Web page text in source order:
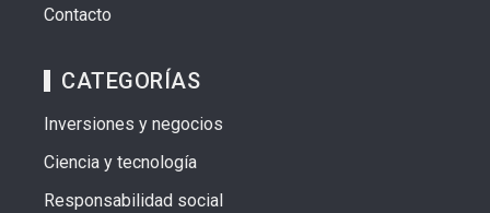
Contacto
CATEGORÍAS
Inversiones y negocios
Ciencia y tecnología
Responsabilidad social